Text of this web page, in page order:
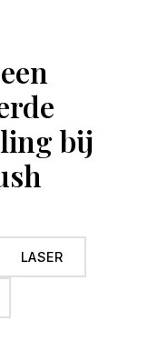
bij
LASER